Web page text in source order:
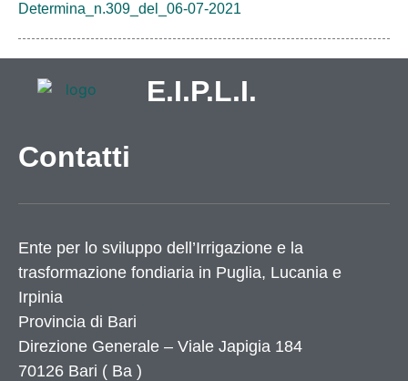
Determina_n.309_del_06-07-2021
E.I.P.L.I.
Contatti
Ente per lo sviluppo dell’Irrigazione e la
trasformazione fondiaria in Puglia, Lucania e
Irpinia
Provincia di Bari
Direzione Generale – Viale Japigia 184
70126 Bari ( Ba )